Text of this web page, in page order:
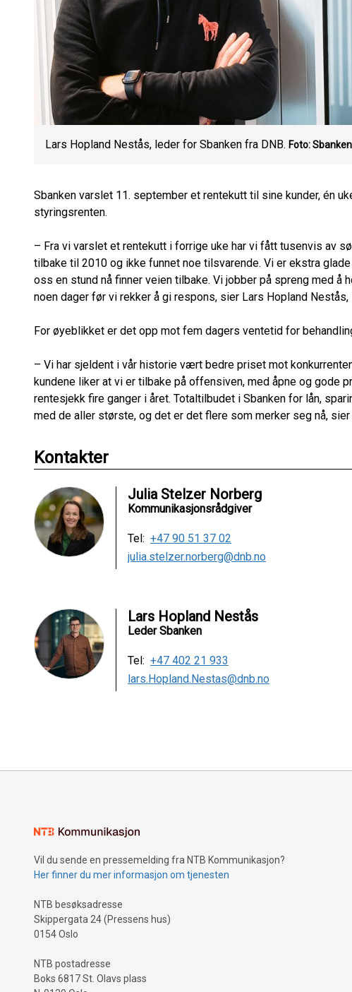
Lars Hopland Nestås, leder for Sbanken fra DNB. Foto: Sbanken
Sbanken varslet 11. september et rentekutt til sine kunder, én
styringsrenten.
– Fra vi varslet et rentekutt i forrige uke har vi fått tusenvis av
tilbake til 2010 og ikke funnet noe tilsvarende. Vi er ekstra
oss en stund nå finner veien tilbake. Vi jobber på spreng med å
noen dager før vi rekker å gi respons, sier Lars Hopland Nestås,
For øyeblikket er det opp mot fem dagers ventetid for
– Vi har sjeldent i vår historie vært bedre priset mot
kundene liker at vi er tilbake på offensiven, med åpne og gode
rentesjekk fire ganger i året. Totaltilbudet i Sbanken for lån,
med de aller største, og det er det flere som merker seg nå,
Kontakter
Julia Stelzer Norberg
Kommunikasjonsrådgiver
Tel: +47 90 51 37 02
julia.stelzer.norberg@dnb.no
Lars Hopland Nestås
Leder Sbanken
Tel: +47 402 21 933
lars.Hopland.Nestas@dnb.no
Vil du sende en pressemelding fra NTB Kommunikasjon?
Her finner du mer informasjon om tjenesten
NTB besøksadresse
Skippergata 24 (Pressens hus)
0154 Oslo
NTB postadresse
Boks 6817 St. Olavs plass